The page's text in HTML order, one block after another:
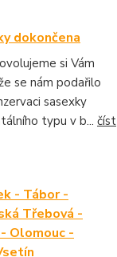
dokončena
si Vám
se nám podařilo
sasexky
typu v b... číst
- Tábor -
Třebová -
Olomouc -